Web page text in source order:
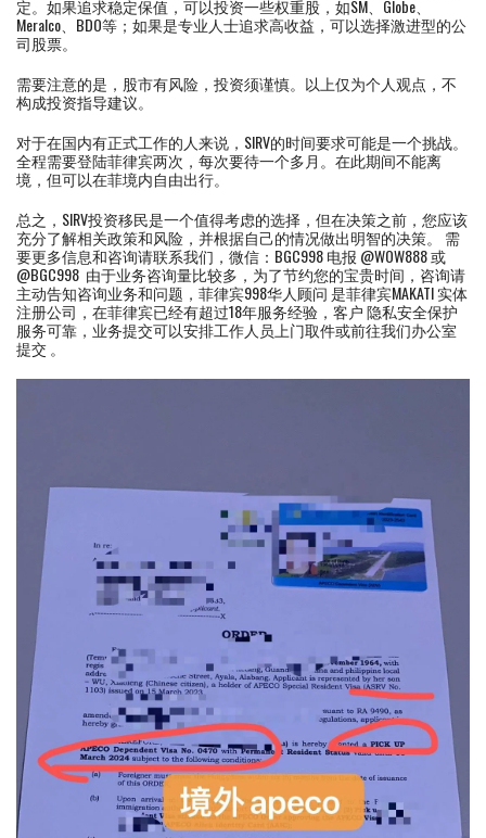
定。如果追求稳定保值，可以投资一些权重股，如SM、Globe、
Meralco、BDO等；如果是专业人士追求高收益，可以选择激进型的公
司股票。
需要注意的是，股市有风险，投资须谨慎。以上仅为个人观点，不
构成投资指导建议。
对于在国内有正式工作的人来说，SIRV的时间要求可能是一个挑战。
全程需要登陆菲律宾两次，每次要待一个多月。在此期间不能离
境，但可以在菲境内自由出行。
总之，SIRV投资移民是一个值得考虑的选择，但在决策之前，您应该
充分了解相关政策和风险，并根据自己的情况做出明智的决策。 需
要更多信息和咨询请联系我们，微信：BGC998 电报 @WOW888 或
@BGC998 由于业务咨询量比较多，为了节约您的宝贵时间，咨询请
主动告知咨询业务和问题，菲律宾998华人顾问 是菲律宾MAKATI 实体
注册公司，在菲律宾已经有超过18年服务经验，客户 隐私安全保护
服务可靠，业务提交可以安排工作人员上门取件或前往我们办公室
提交 。